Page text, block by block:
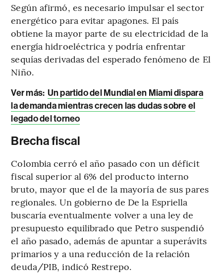
Según afirmó, es necesario impulsar el sector
energético para evitar apagones. El país
obtiene la mayor parte de su electricidad de la
energía hidroeléctrica y podría enfrentar
sequías derivadas del esperado fenómeno de El
Niño.
Ver más: Un partido del Mundial en Miami dispara
la demanda mientras crecen las dudas sobre el
legado del torneo
Brecha fiscal
Colombia cerró el año pasado con un déficit
fiscal superior al 6% del producto interno
bruto, mayor que el de la mayoría de sus pares
regionales. Un gobierno de De la Espriella
buscaría eventualmente volver a una ley de
presupuesto equilibrado que Petro suspendió
el año pasado, además de apuntar a superávits
primarios y a una reducción de la relación
deuda/PIB, indicó Restrepo.